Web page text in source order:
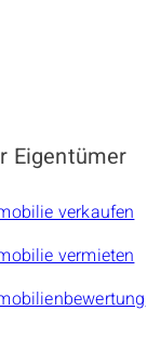
Eigentümer
verkaufen
vermieten